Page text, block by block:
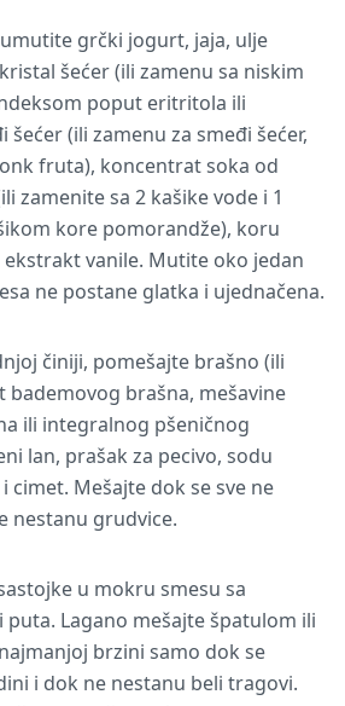
grčki jogurt, jaja, ulje
šećer (ili zamenu sa niskim
poput eritritola ili
šećer (ili zamenu za smeđi šećer,
fruta), koncentrat soka od
zamenite sa 2 kašike vode i 1
kore pomorandže), koru
vanile. Mutite oko jedan
ne postane glatka i ujednačena.
činiji, pomešajte brašno (ili
bademovog brašna, mešavine
ili integralnog pšeničnog
lan, prašak za pecivo, sodu
cimet. Mešajte dok se sve ne
nestanu grudvice.
u mokru smesu sa
Lagano mešajte špatulom ili
brzini samo dok se
i dok ne nestanu beli tragovi.